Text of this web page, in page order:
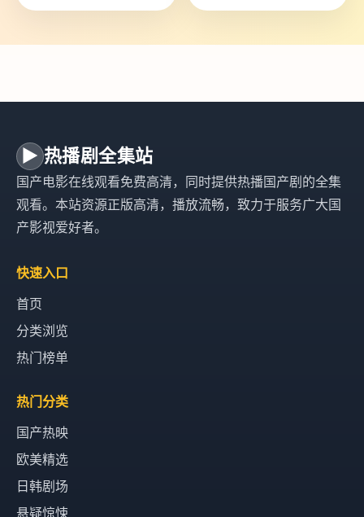
▶ 热播剧全集站
国产电影在线观看免费高清，同时提供热播国产剧的全集
观看。本站资源正版高清，播放流畅，致力于服务广大国
产影视爱好者。
快速入口
首页
分类浏览
热门榜单
热门分类
国产热映
欧美精选
日韩剧场
悬疑惊悚